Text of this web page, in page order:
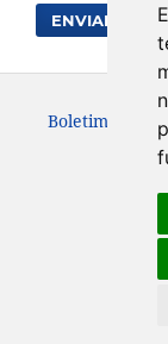
ENVIAR
Boletim de